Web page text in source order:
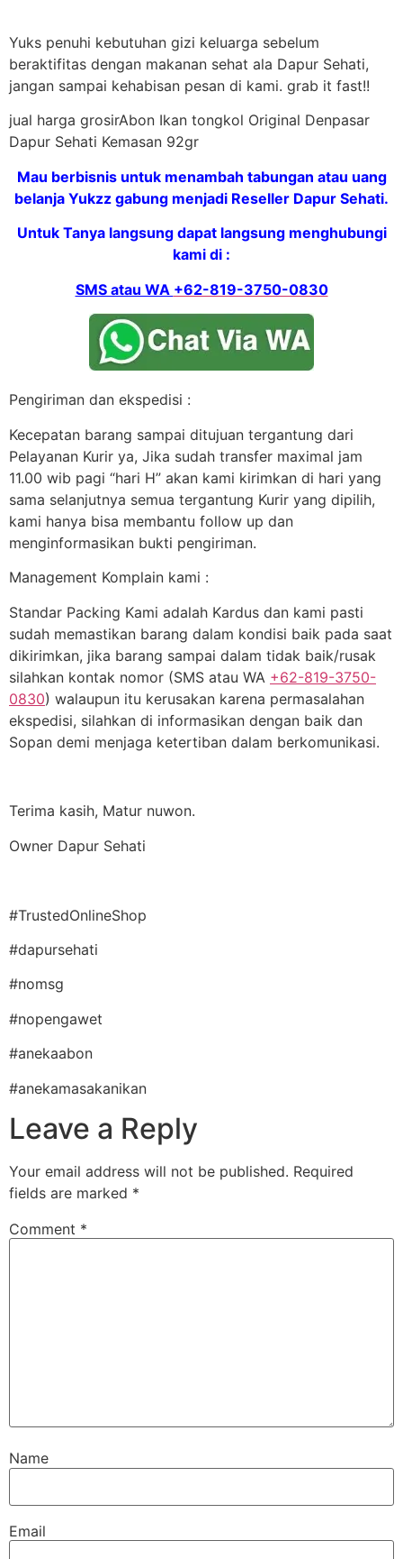
Yuks penuhi kebutuhan gizi keluarga sebelum
beraktifitas dengan makanan sehat ala Dapur Sehati,
jangan sampai kehabisan pesan di kami. grab it fast!!
jual harga grosirAbon Ikan tongkol Original Denpasar
Dapur Sehati Kemasan 92gr
Mau berbisnis untuk menambah tabungan atau uang
belanja Yukzz gabung menjadi Reseller Dapur Sehati.
Untuk Tanya langsung dapat langsung menghubungi
kami di :
SMS atau WA +62-819-3750-0830
Pengiriman dan ekspedisi :
Kecepatan barang sampai ditujuan tergantung dari
Pelayanan Kurir ya, Jika sudah transfer maximal jam
11.00 wib pagi “hari H” akan kami kirimkan di hari yang
sama selanjutnya semua tergantung Kurir yang dipilih,
kami hanya bisa membantu follow up dan
menginformasikan bukti pengiriman.
Management Komplain kami :
Standar Packing Kami adalah Kardus dan kami pasti
sudah memastikan barang dalam kondisi baik pada saat
dikirimkan, jika barang sampai dalam tidak baik/rusak
silahkan kontak nomor (SMS atau WA +62-819-3750-
0830) walaupun itu kerusakan karena permasalahan
ekspedisi, silahkan di informasikan dengan baik dan
Sopan demi menjaga ketertiban dalam berkomunikasi.
Terima kasih, Matur nuwon.
Owner Dapur Sehati
#TrustedOnlineShop
#dapursehati
#nomsg
#nopengawet
#anekaabon
#anekamasakanikan
Leave a Reply
Your email address will not be published. Required
fields are marked *
Comment *
Name
Email